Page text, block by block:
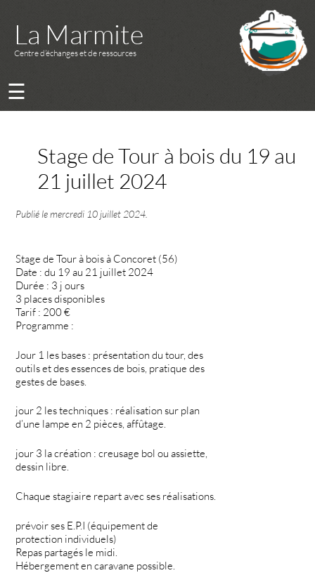
La Marmite
Centre d’échanges et de ressources
☰
Stage de Tour à bois du 19 au
21 juillet 2024
Publié lemercredi 10 juillet 2024
Stage de Tour à bois à Concoret (56)
Date : du 19 au 21 juillet 2024
Durée : 3 j ours
3 places disponibles
Tarif : 200 €
Programme :
Jour 1 les bases : présentation du tour, des
outils et des essences de bois, pratique des
gestes de bases.
jour 2 les techniques : réalisation sur plan
d’une lampe en 2 pièces, affûtage.
jour 3 la création : creusage bol ou assiette,
dessin libre.
Chaque stagiaire repart avec ses réalisations.
prévoir ses E.P.I (équipement de
protection individuels)
Repas partagés le midi.
Hébergement en caravane possible.